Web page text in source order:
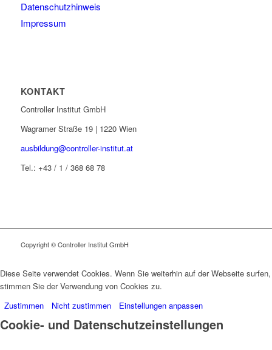
Datenschutzhinweis
Impressum
KONTAKT
Controller Institut GmbH
Wagramer Straße 19 | 1220 Wien
ausbildung@controller-institut.at
Tel.: +43 / 1 / 368 68 78
Copyright © Controller Institut GmbH
Diese Seite verwendet Cookies. Wenn Sie weiterhin auf der Webseite surfen,
stimmen Sie der Verwendung von Cookies zu.
Zustimmen
Nicht zustimmen Einstellungen anpassen
Cookie- und Datenschutzeinstellungen